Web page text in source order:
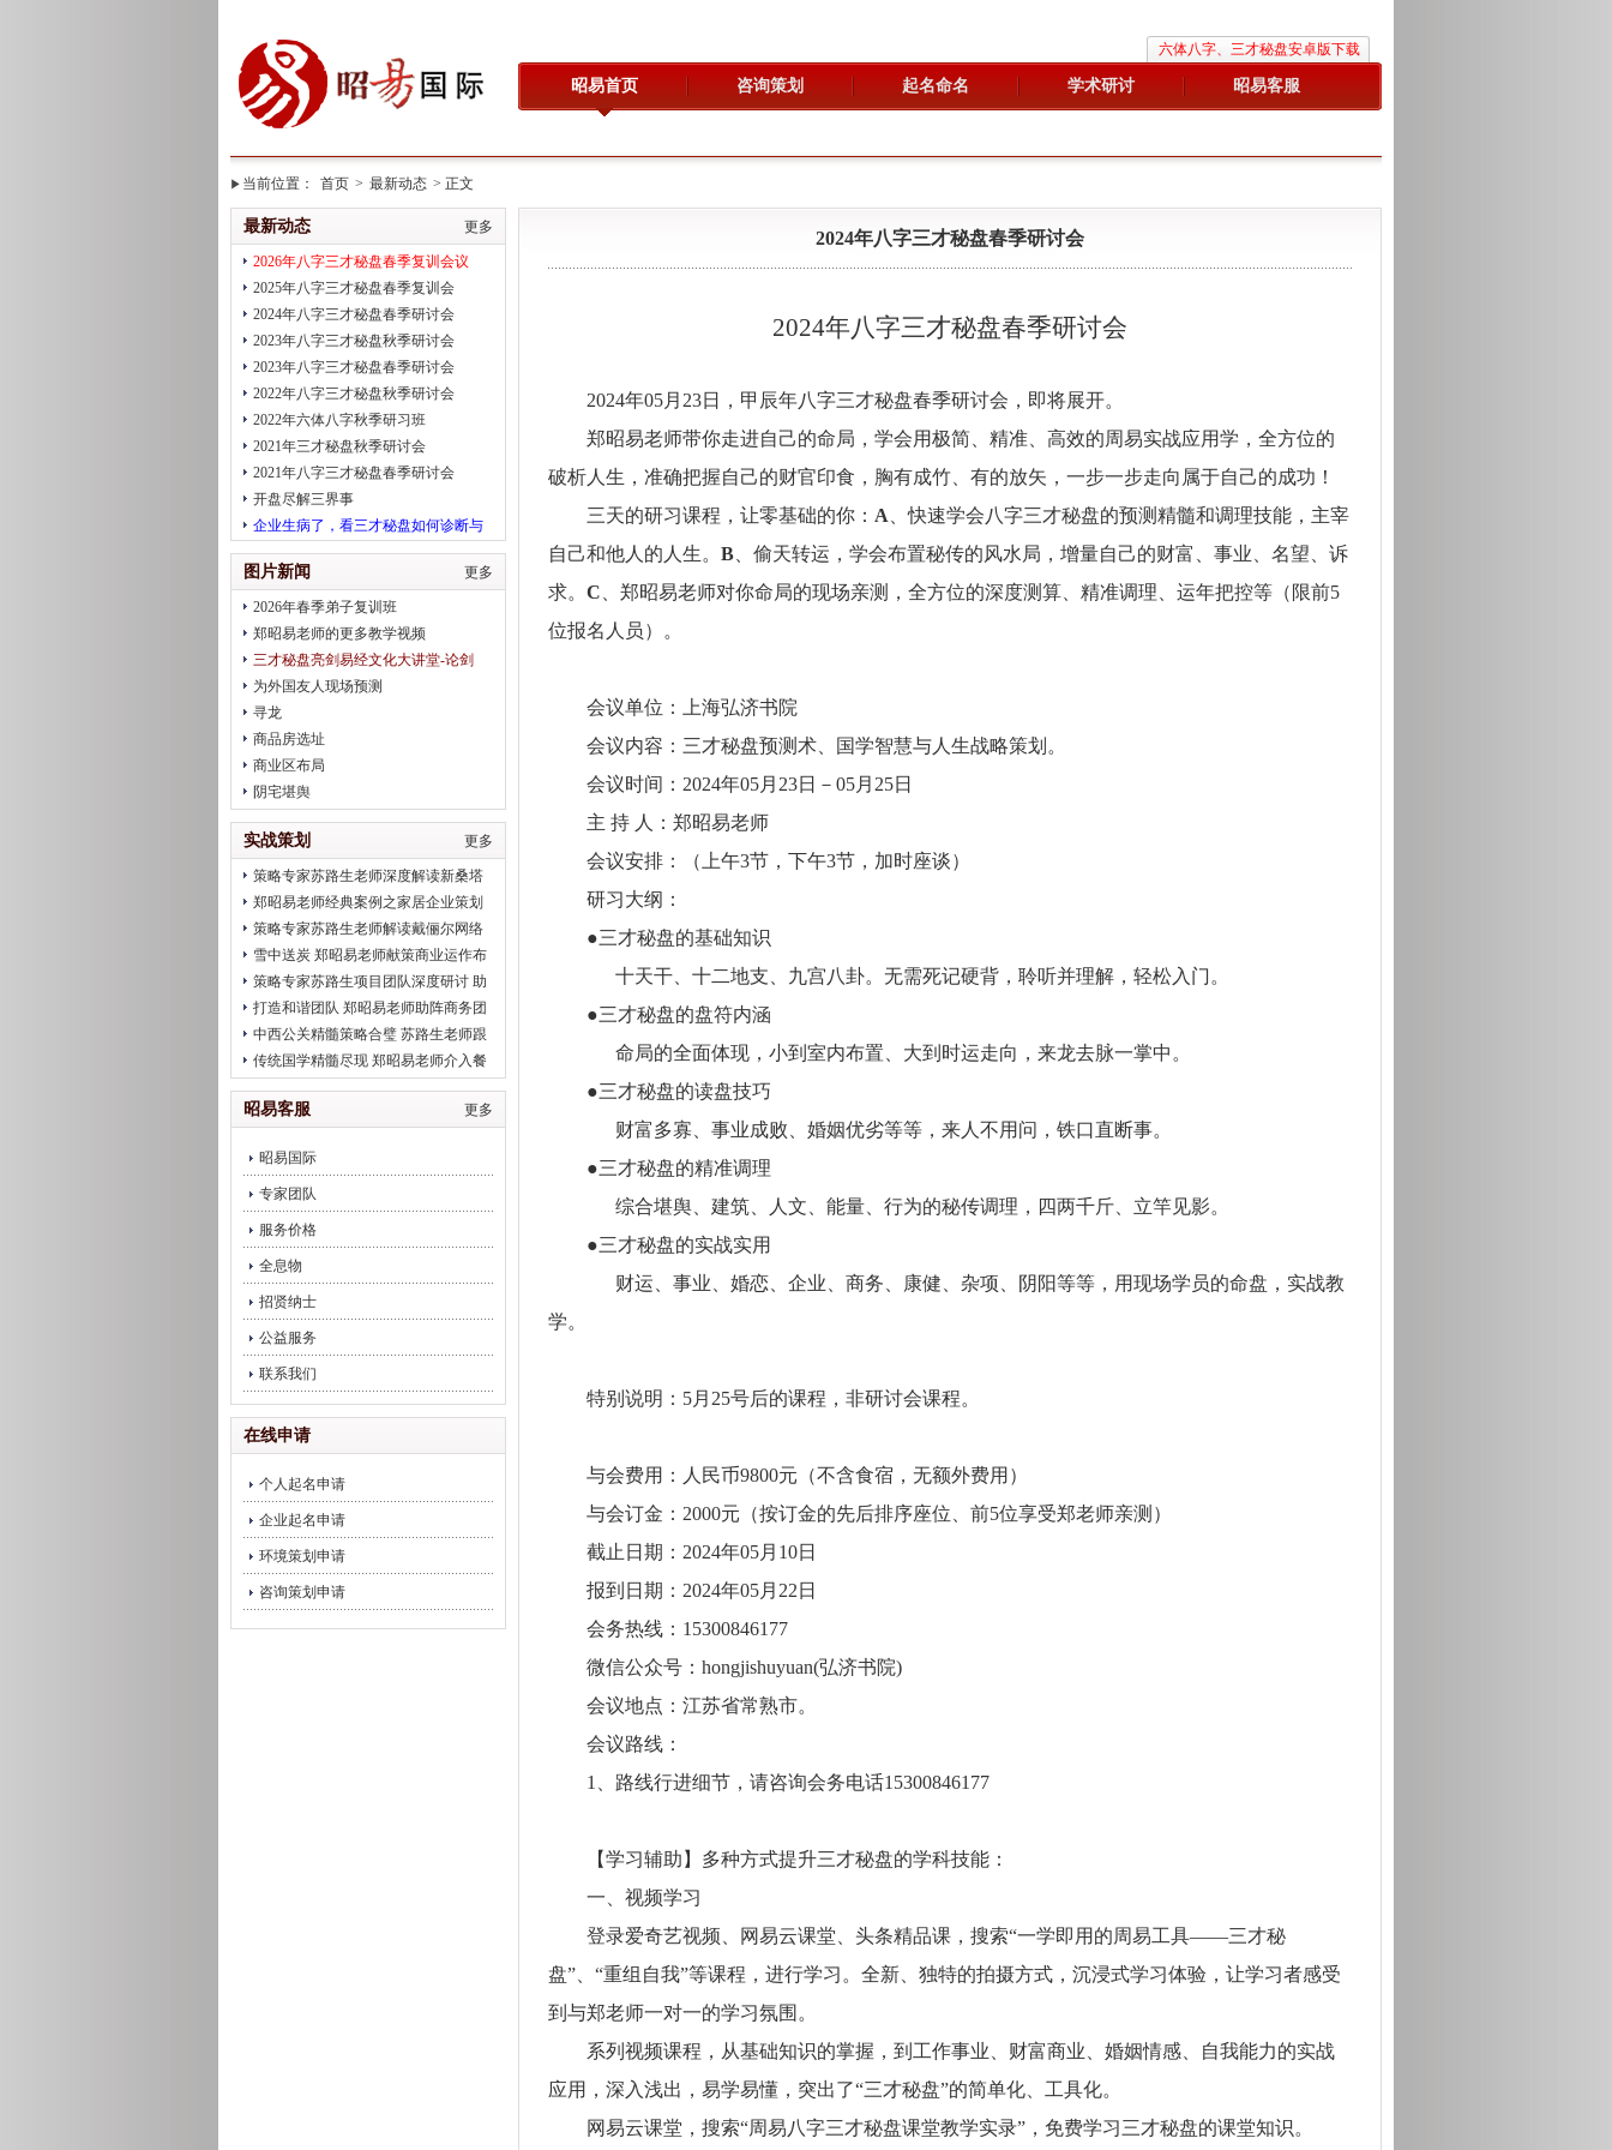
六体八字、三才秘盘安卓版下载
昭易首页 咨询策划 起名命名 学术研讨 昭易客服
当前位置： 首页 > 最新动态 > 正文
更多
最新动态
2026年八字三才秘盘春季复训会议
2025年八字三才秘盘春季复训会
2024年八字三才秘盘春季研讨会
2023年八字三才秘盘秋季研讨会
2023年八字三才秘盘春季研讨会
2022年八字三才秘盘秋季研讨会
2022年六体八字秋季研习班
2021年三才秘盘秋季研讨会
2021年八字三才秘盘春季研讨会
开盘尽解三界事
企业生病了，看三才秘盘如何诊断与
治疗
更多
图片新闻
2026年春季弟子复训班
郑昭易老师的更多教学视频
三才秘盘亮剑易经文化大讲堂-论剑
2018趋势
为外国友人现场预测
寻龙
商品房选址
商业区布局
阴宅堪舆
更多
实战策划
策略专家苏路生老师深度解读新桑塔
纳完美营销
郑昭易老师经典案例之家居企业策划
策略专家苏路生老师解读戴俪尔网络
公关 卖给消费者的是一种品味
雪中送炭 郑昭易老师献策商业运作布
局
策略专家苏路生项目团队深度研讨 助
推2012北京平谷健身会
打造和谐团队 郑昭易老师助阵商务团
队凝聚力建设
中西公关精髓策略合璧 苏路生老师跟
进2012初明玉水墨画展
传统国学精髓尽现 郑昭易老师介入餐
饮企业调理
更多
昭易客服
昭易国际
专家团队
服务价格
全息物
招贤纳士
公益服务
联系我们
在线申请
个人起名申请
企业起名申请
环境策划申请
咨询策划申请
2024年八字三才秘盘春季研讨会
2024年八字三才秘盘春季研讨会
2024年05月 23日，甲辰年八字三才秘盘春季研讨会，即将展开。
郑昭易老师带你走进自己的命局，学会用极简、精准、高效的周易实战应用学，全方位的
破析人生，准确把握自己的财官印食 ，胸有成竹、有的放矢，一步一步走向属于自己的成功！
三天的研习课程，让零基础的你： A 、快速学会八字三才秘盘的预测精髓和调理技能，主宰
自己和他人的人生。 B 、偷天转运，学会布置秘传的风水局 ，增量自己的财富、事业、名望、诉
求。 C 、郑昭易老师对你命局的现场亲测 ，全方位的深度测算、精准调理、运年把控等（限前5
位报名人员）。
会议单位：上海弘济书院
会议内容：三才秘盘预测术、国学智慧与人生战略策划。
会议时间： 2024年05月 23日－ 05月 25日
主 持 人：郑昭易老师
会议安排：（上午3节，下午3节，加时座谈）
研习大纲：
●三才秘盘的基础知识
十天干、十二地支、九宫八卦。无需死记硬背，聆听并理解，轻松入门。
●三才秘盘的盘符内涵
命局的全面体现，小到室内布置、大到时运走向，来龙去脉一掌中。
●三才秘盘的读盘技巧
财富多寡、事业成败、婚姻优劣等等，来人不用问，铁口直断事。
●三才秘盘的精准调理
综合堪舆、建筑、人文、能量、行为的秘传调理，四两千斤、立竿见影。
●三才秘盘的实战实用
财运、事业、婚恋、企业、商务、康健、杂项、阴阳等等，用现场学员的命盘，实战教
学。
特别说明： 5月 25号后的课程，非研讨会课程。
与会费用：人民币9800元（不含食宿，无额外费用）
与会订金： 2000元（按订金的先后排序座位、前5位享受郑老师亲测）
截止日期： 2024年05月 10日
报到日期： 2024年05月 22 日
会务热线： 15300846177
微信公众号： hongjishuyuan(弘济书院)
会议地点：江苏省常熟市。
会议路线：
1
、路线行进细节，请咨询会务电话15300846177
【学习辅助】多种方式提升三才秘盘的学科技能：
一、视频学习
登录爱奇艺视频、网易云课堂、头条精品课，搜索“一学即用的周易工具——三才秘
盘”、“重组自我”等课程，进行学习。全新、独特的拍摄方式，沉浸式学习体验，让学习者感受
到与郑老师一对一的学习氛围。
系列视频课程，从基础知识的掌握，到工作事业、财富商业、婚姻情感、自我能力的实战
应用，深入浅出，易学易懂，突出了“三才秘盘”的简单化、工具化。
网易云课堂，搜索“周易八字三才秘盘课堂教学实录”，免费学习三才秘盘的课堂知识。